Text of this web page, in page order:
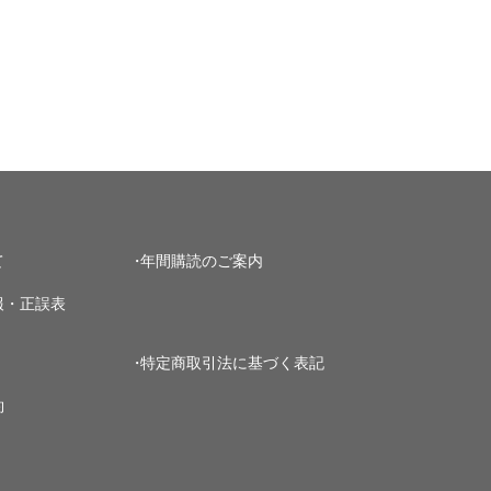
年間購読のご案内
正誤表
特定商取引法に基づく表記